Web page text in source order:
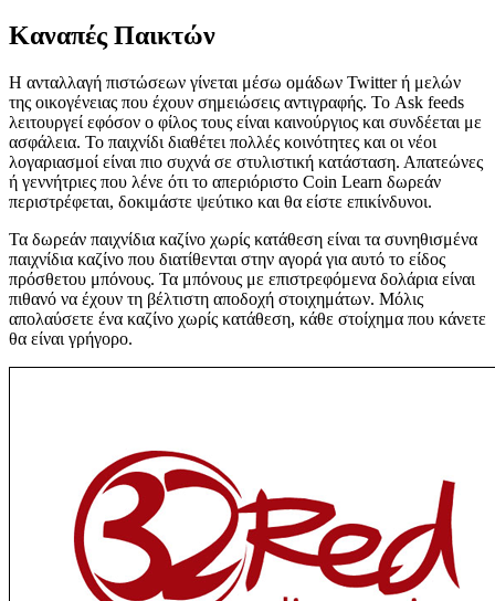
Καναπές Παικτών
Η ανταλλαγή πιστώσεων γίνεται μέσω ομάδων Twitter ή μελών
της οικογένειας που έχουν σημειώσεις αντιγραφής. Το Ask feeds
λειτουργεί εφόσον ο φίλος τους είναι καινούργιος και συνδέεται με
ασφάλεια. Το παιχνίδι διαθέτει πολλές κοινότητες και οι νέοι
λογαριασμοί είναι πιο συχνά σε στυλιστική κατάσταση. Απατεώνες
ή γεννήτριες που λένε ότι το απεριόριστο Coin Learn δωρεάν
περιστρέφεται, δοκιμάστε ψεύτικο και θα είστε επικίνδυνοι.
Τα δωρεάν παιχνίδια καζίνο χωρίς κατάθεση είναι τα συνηθισμένα
παιχνίδια καζίνο που διατίθενται στην αγορά για αυτό το είδος
πρόσθετου μπόνους. Τα μπόνους με επιστρεφόμενα δολάρια είναι
πιθανό να έχουν τη βέλτιστη αποδοχή στοιχημάτων. Μόλις
απολαύσετε ένα καζίνο χωρίς κατάθεση, κάθε στοίχημα που κάνετε
θα είναι γρήγορο.